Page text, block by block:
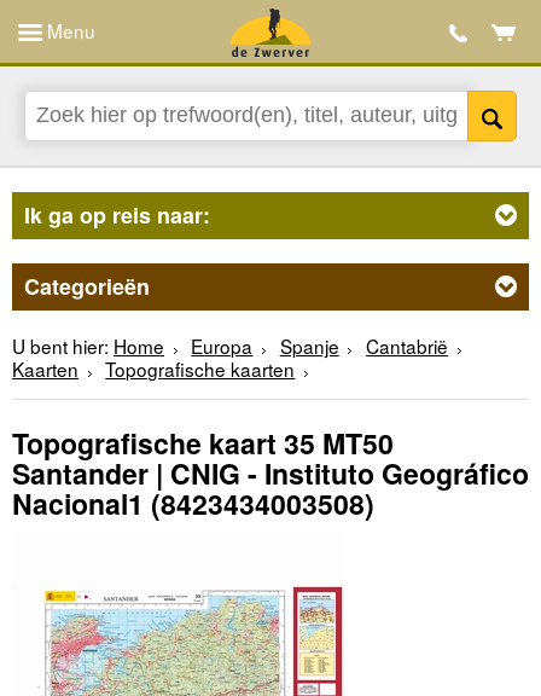
Menu
Ik ga op reis naar:
Categorieën
U bent hier: Home Europa Spanje
Cantabrië
Kaarten
Topografische kaarten
Topografische kaart 35 MT50
Santander | CNIG - Instituto Geográfico
Nacional1 (8423434003508)